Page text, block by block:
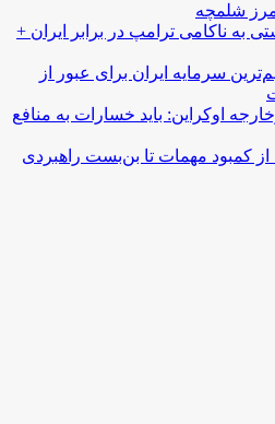
شلمچه
به ناکامی ترامپ در برابر ایران +
سرمایه ایران برای عبور از
اوکراین: باید خسارات به منافع
از کمبود مهمات تا بن‌بست راهبردی